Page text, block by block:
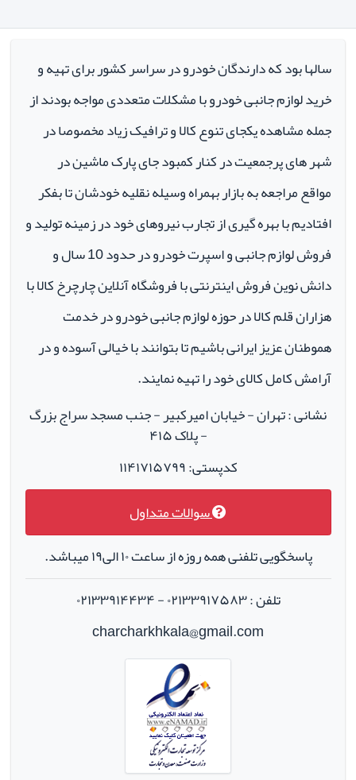
سالها بود که دارندگان خودرو در سراسر کشور برای تهیه و
خرید لوازم جانبی خودرو با مشکلات متعددی مواجه بودند از
جمله مشاهده یکجای تنوع کالا و ترافیک زیاد مخصوصا در
شهر های پرجمعیت در کنار کمبود جای پارک ماشین در
مواقع مراجعه به بازار بهمراه وسیله نقلیه خودشان تا بفکر
افتادیم با بهره گیری از تجارب نیروهای خود در زمینه تولید و
فروش لوازم جانبی و اسپرت خودرو در حدود 10 سال و
دانش نوین فروش اینترنتی با فروشگاه آنلاین چارچرخ کالا با
هزاران قلم کالا در حوزه لوازم جانبی خودرو در خدمت
هموطنان عزیز ایرانی باشیم تا بتوانند با خیالی آسوده و در
آرامش کامل کالای خود را تهیه نمایند.
نشانی : تهران - خیابان امیرکبیر - جنب مسجد سراج بزرگ
- پلاک ۴۱۵
کدپستی: ۱۱۴۱۷۱۵۷۹۹
سوالات متداول
پاسخگویی تلفنی همه روزه از ساعت ۱۰ الی۱۹ میباشد.
تلفن : ۰۲۱۳۳۹۱۷۵۸۳ - ۰۲۱۳۳۹۱۴۴۳۴
charcharkhkala@gmail.com